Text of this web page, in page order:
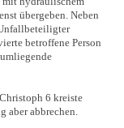
übergeben. Neben
betroffene Person
6 kreiste
aber abbrechen.